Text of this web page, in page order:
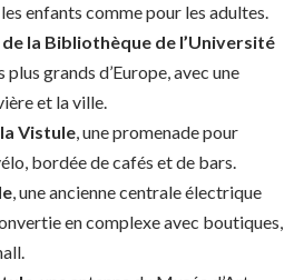
enfants comme pour les adultes.
la Bibliothèque de l’Université
plus grands d’Europe, avec une
et la ville.
Vistule, une promenade pour
bordée de cafés et de bars.
, une ancienne centrale électrique
en complexe avec boutiques,